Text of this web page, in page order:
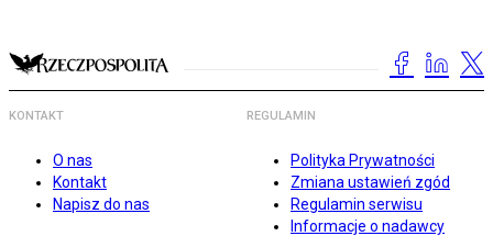
KONTAKT
O nas
Kontakt
Napisz do nas
REGULAMIN
Polityka Prywatności
Zmiana ustawień zgód
Regulamin serwisu
Informacje o nadawcy